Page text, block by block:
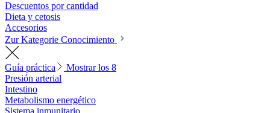
Descuentos por cantidad
Dieta y cetosis
Accesorios
Zur Kategorie Conocimiento
Guía práctica
Mostrar los 8
Presión arterial
Intestino
Metabolismo energético